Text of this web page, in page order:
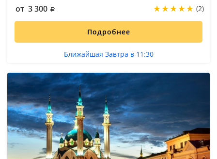
от 3 300 (2)
Подробнее
Ближайшая Завтра в 11:30